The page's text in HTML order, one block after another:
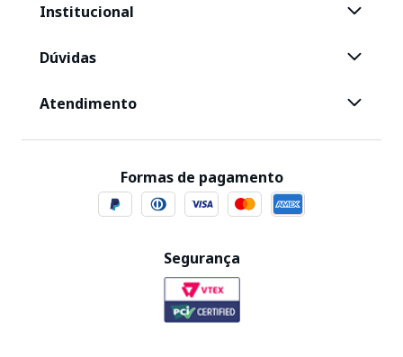
Institucional
Dúvidas
Atendimento
Formas de pagamento
Segurança